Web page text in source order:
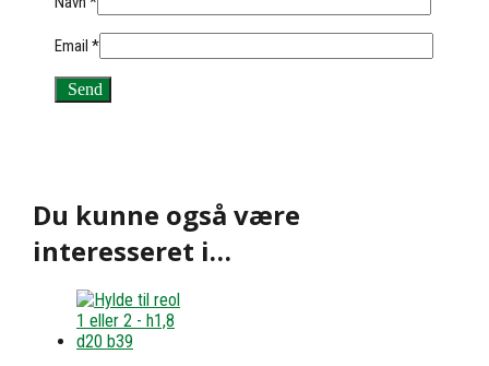
Email *
Du kunne også være
interesseret i…